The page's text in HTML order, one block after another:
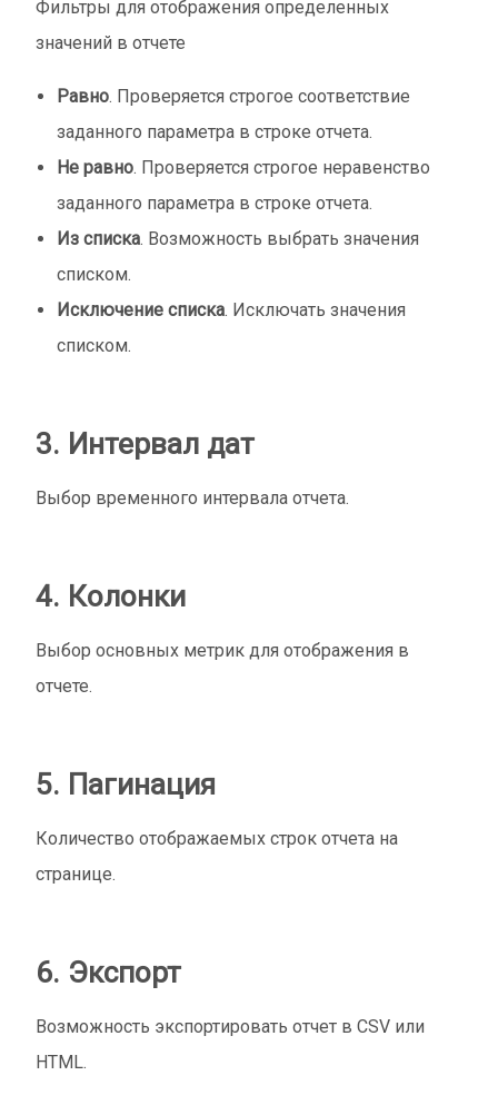
Фильтры для отображения определенных
значений в отчете
Равно. Проверяется строгое соответствие
заданного параметра в строке отчета.
Не равно. Проверяется строгое неравенство
заданного параметра в строке отчета.
Из списка. Возможность выбрать значения
списком.
Исключение списка. Исключать значения
списком.
3. Интервал дат
Выбор временного интервала отчета.
4. Колонки
Выбор основных метрик для отображения в
отчете.
5. Пагинация
Количество отображаемых строк отчета на
странице.
6. Экспорт
Возможность экспортировать отчет в CSV или
HTML.